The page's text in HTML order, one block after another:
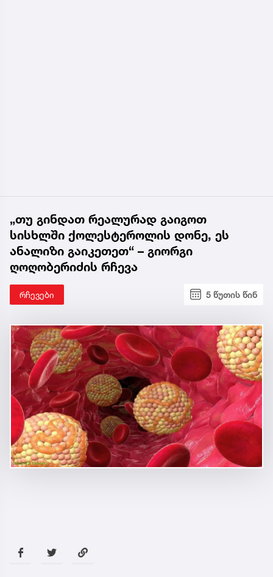
„თუ გინდათ რეალურად გაიგოთ
სისხლში ქოლესტეროლის დონე, ეს
ანალიზი გაიკეთეთ“ – გიორგი
ღოღობერიძის რჩევა
რჩევები 5 წუთის წინ